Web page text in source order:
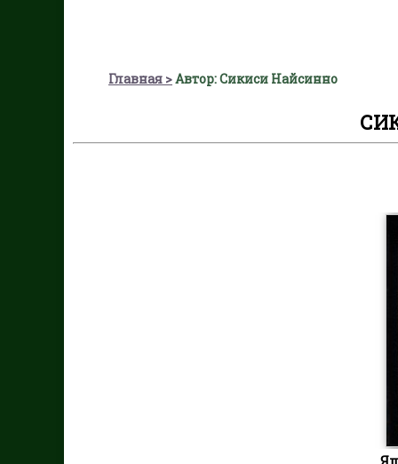
Главная Автор: Сикиси Найсинно